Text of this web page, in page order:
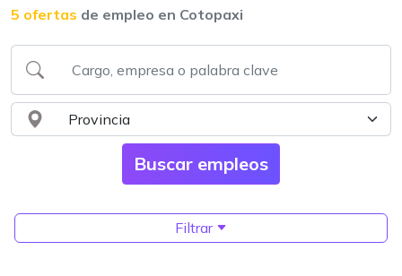
5 ofertas de empleo en Cotopaxi
Filtrar